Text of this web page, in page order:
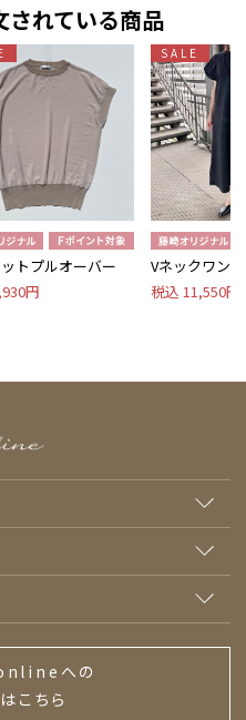
されている商品
トプルオーバー
円
SALE
Vネックワン
税込 11,550円
への
こちら